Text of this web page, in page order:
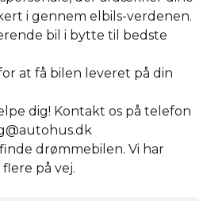
i gennem elbils-verdenen.
bil i bytte til bedste
at få bilen leveret på din
dig! Kontakt os på telefon
drømmebilen. Vi har
på vej.